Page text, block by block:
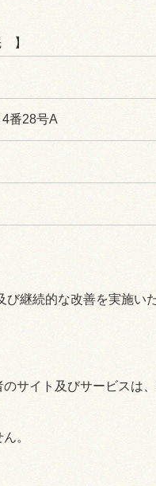
】
番28号A
継続的な改善を実施い
サイト及びサービスは
。